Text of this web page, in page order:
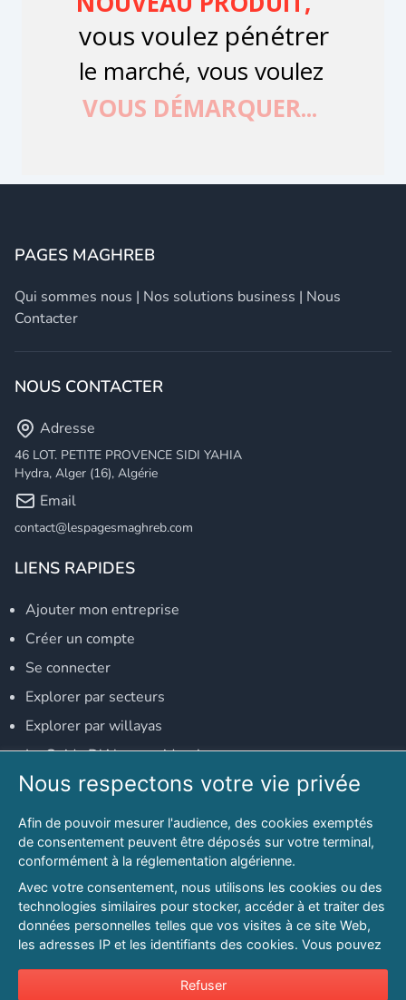
PAGES MAGHREB
Qui sommes nous | Nos solutions business | Nous
Contacter
NOUS CONTACTER
Adresse
46 LOT. PETITE PROVENCE SIDI YAHIA
Hydra, Alger (16), Algérie
Email
contact@lespagesmaghreb.com
LIENS RAPIDES
Ajouter mon entreprise
Créer un compte
Se connecter
Explorer par secteurs
Explorer par willayas
Le Guide D'Alger, guide-alger.com
NOS RÉSEAUX SOCIAUX
Notre page Facebook
Notre page LinkedIn
Notre page Instagram
Notre page Twitter
Nous respectons votre vie privée
Afin de pouvoir mesurer l'audience, des cookies exemptés
de consentement peuvent être déposés sur votre terminal,
conformément à la réglementation algérienne.
Avec votre consentement, nous utilisons les cookies ou des
technologies similaires pour stocker, accéder à et traiter des
données personnelles telles que vos visites à ce site Web,
les adresses IP et les identifiants des cookies. Vous pouvez
sur l'intérêt légitime à tout moment en cliquant sur « Refuser
Refuser